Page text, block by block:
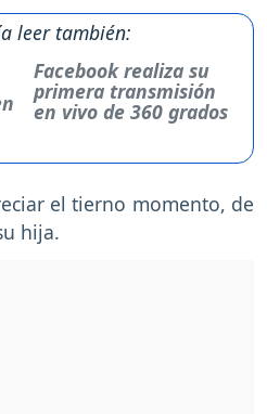
leer también:
Facebook realiza su
primera transmisión
en vivo de 360 grados
el tierno momento, de
hija.